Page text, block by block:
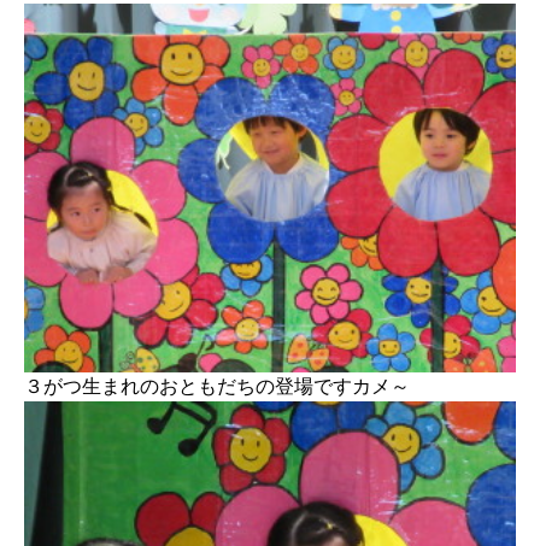
３がつ生まれのおともだちの登場ですカメ～